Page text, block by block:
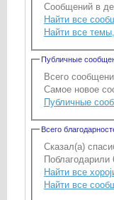
Сообщений в
Найти все
Найти все
Публичные
Всего
Самое новое
Публичные
Всего
Сказал(а)
Поблагодарили
Найти все
Найти все